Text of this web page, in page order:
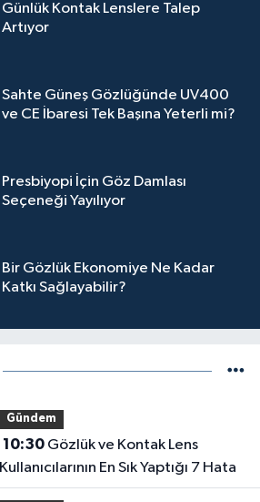
Günlük Kontak Lenslere Talep
Artıyor
Sahte Güneş Gözlüğünde UV400
ve CE İbaresi Tek Başına Yeterli mi?
Presbiyopi İçin Göz Damlası
Seçeneği Yayılıyor
Bir Gözlük Ekonomiye Ne Kadar
Katkı Sağlayabilir?
Gündem
10:30Gözlük ve Kontak Lens
Kullanıcılarının En Sık Yaptığı 7 Hata